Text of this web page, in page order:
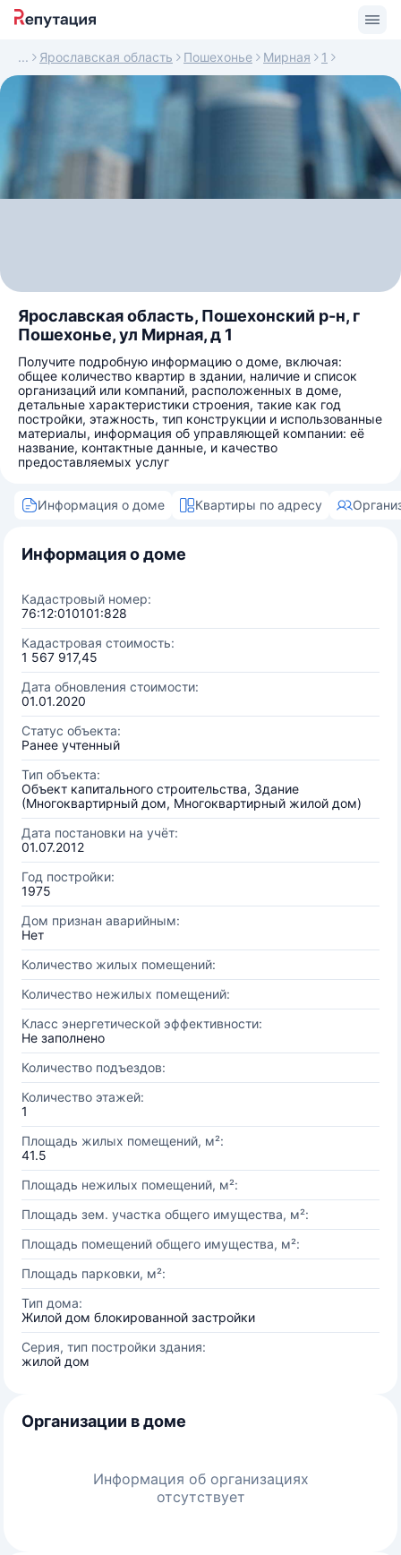
Ярославская область Пошехонье Мирная 1
Ярославская область, Пошехонский р-н, г
Пошехонье, ул Мирная, д 1
Получите подробную информацию о доме, включая:
общее количество квартир в здании, наличие и список
организаций или компаний, расположенных в доме,
детальные характеристики строения, такие как год
постройки, этажность, тип конструкции и использованные
материалы, информация об управляющей компании: её
название, контактные данные, и качество
предоставляемых услуг
Информация о доме Квартиры по адресу
Информация о доме
Кадастровый номер:
76:12:010101:828
Кадастровая стоимость:
1 567 917,45
Дата обновления стоимости:
01.01.2020
Статус объекта:
Ранее учтенный
Тип объекта:
Объект капитального строительства, Здание
(Многоквартирный дом, Многоквартирный жилой дом)
Дата постановки на учёт:
01.07.2012
Год постройки:
1975
Дом признан аварийным:
Нет
Количество жилых помещений:
Количество нежилых помещений:
Класс энергетической эффективности:
Не заполнено
Количество подъездов:
Количество этажей:
1
Площадь жилых помещений, м²:
41.5
Площадь нежилых помещений, м²:
Площадь зем. участка общего имущества, м²:
Площадь помещений общего имущества, м²:
Площадь парковки, м²:
Тип дома:
Жилой дом блокированной застройки
Серия, тип постройки здания:
жилой дом
Организации в доме
Информация об организациях
отсутствует